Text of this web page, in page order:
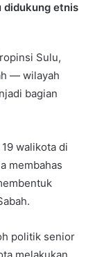
didukung etnis
Sulu,
— wilayah
bagian
walikota di
membahas
politik senior